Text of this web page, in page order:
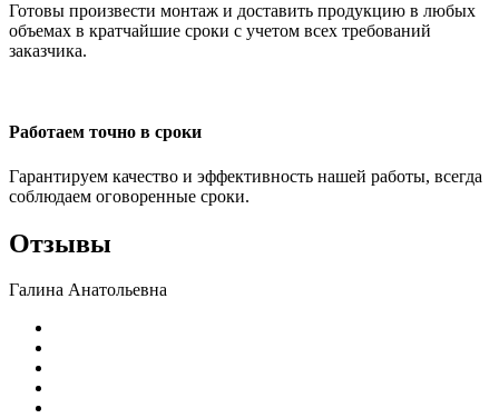
Готовы произвести монтаж и доставить продукцию в любых
объемах в кратчайшие сроки с учетом всех требований
заказчика.
Работаем точно в сроки
Гарантируем качество и эффективность нашей работы, всегда
соблюдаем оговоренные сроки.
Отзывы
Галина Анатольевна